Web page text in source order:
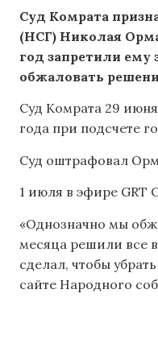
Суд Комрата
(НСГ) Николая
год запретили
обжаловать
Суд Комрата 29
года при подсчете
Суд оштрафовал
1 июля в эфире GRT
«Однозначно мы
месяца решили все
сделал, чтобы
сайте Народного